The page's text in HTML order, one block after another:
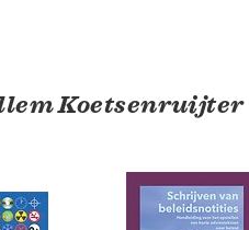
Koetsenruijter